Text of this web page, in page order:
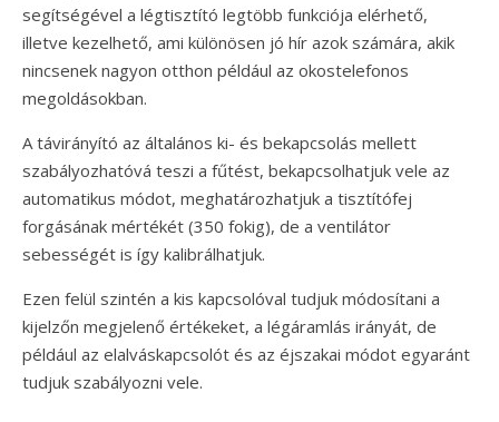
segítségével a légtisztító legtöbb funkciója elérhető,
illetve kezelhető, ami különösen jó hír azok számára, akik
nincsenek nagyon otthon például az okostelefonos
megoldásokban.
A távirányító az általános ki- és bekapcsolás mellett
szabályozhatóvá teszi a fűtést, bekapcsolhatjuk vele az
automatikus módot, meghatározhatjuk a tisztítófej
forgásának mértékét (350 fokig), de a ventilátor
sebességét is így kalibrálhatjuk.
Ezen felül szintén a kis kapcsolóval tudjuk módosítani a
kijelzőn megjelenő értékeket, a légáramlás irányát, de
például az elalváskapcsolót és az éjszakai módot egyaránt
tudjuk szabályozni vele.